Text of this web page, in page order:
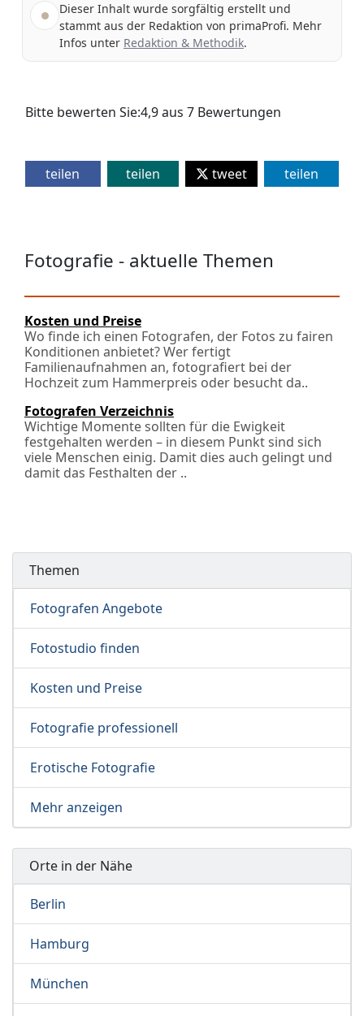
Dieser Inhalt wurde sorgfältig erstellt und
stammt aus der Redaktion von primaProfi. Mehr
Infos unter Redaktion & Methodik.
Bitte bewerten Sie:4,9aus 7 Bewertungen
teilen teilen tweet teilen
Fotografie - aktuelle Themen
Kosten und Preise
Wo finde ich einen Fotografen, der Fotos zu fairen
Konditionen anbietet? Wer fertigt
Familienaufnahmen an, fotografiert bei der
Hochzeit zum Hammerpreis oder besucht da..
Fotografen Verzeichnis
Wichtige Momente sollten für die Ewigkeit
festgehalten werden – in diesem Punkt sind sich
viele Menschen einig. Damit dies auch gelingt und
damit das Festhalten der ..
Themen
Fotografen Angebote
Fotostudio finden
Kosten und Preise
Fotografie professionell
Erotische Fotografie
Mehr anzeigen
Orte in der Nähe
Berlin
Hamburg
München